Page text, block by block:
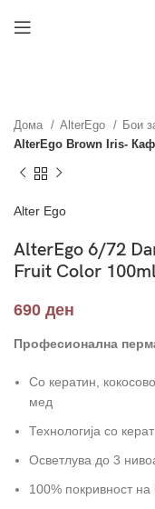
Дома AlterEgo
Бои
AlterEgo Brown Iris-
Alter Ego
AlterEgo 6/72
Fruit Color 100ml
690 ден
Професионална
Со кератин,
мед
Технологија со
Осветлува до 3
100% покривност на
Направи